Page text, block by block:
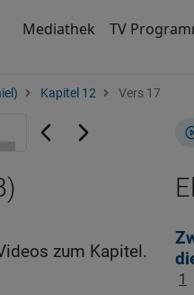
Mediathek TV
Kapitel 12 Vers 17
1
zum Kapitel.